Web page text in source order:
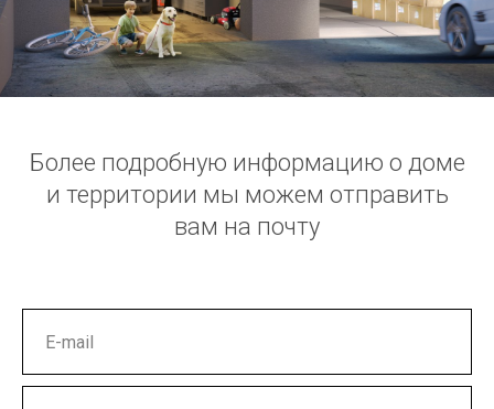
Более подробную информацию о доме
и территории мы можем отправить
вам на почту